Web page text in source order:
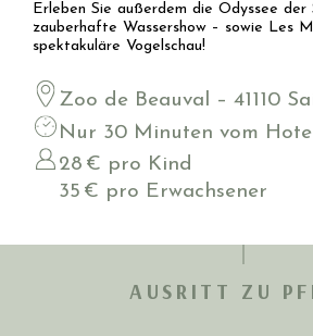
Erleben Sie außerdem die Odyssee der
zauberhafte Wassershow – sowie Les
spektakuläre Vogelschau!
Zoo de Beauval – 41110
Nur 30 Minuten vom
28 € pro Kind
35 € pro Erwachsener
AUSRITT ZU